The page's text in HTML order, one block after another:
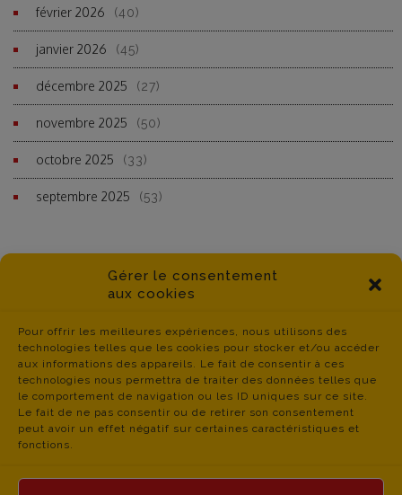
Gérer le consentement
aux cookies
Pour offrir les meilleures expériences, nous utilisons des
technologies telles que les cookies pour stocker et/ou accéder
aux informations des appareils. Le fait de consentir à ces
technologies nous permettra de traiter des données telles que
le comportement de navigation ou les ID uniques sur ce site.
Le fait de ne pas consentir ou de retirer son consentement
peut avoir un effet négatif sur certaines caractéristiques et
fonctions.
février 2026 (40)
janvier 2026 (45)
décembre 2025 (27)
novembre 2025 (50)
octobre 2025 (33)
septembre 2025 (53)